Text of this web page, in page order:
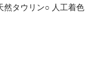
タウリン○ 人工着色